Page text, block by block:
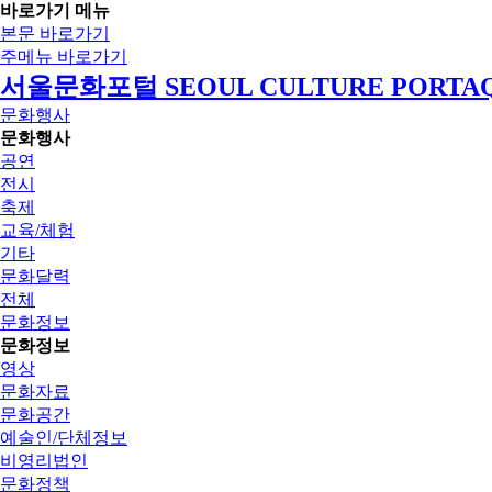
바로가기 메뉴
본문 바로가기
주메뉴 바로가기
서울문화포털 SEOUL CULTURE
문화행사
문화행사
공연
전시
축제
교육/체험
기타
문화달력
전체
문화정보
문화정보
영상
문화자료
문화공간
예술인/단체정보
비영리법인
문화정책